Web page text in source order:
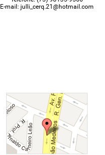
E-mail: julli_cerq.21@hotmail.com